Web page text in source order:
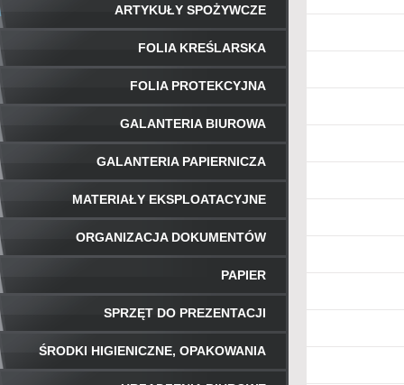
ARTYKUŁY SPOŻYWCZE
FOLIA KREŚLARSKA
FOLIA PROTEKCYJNA
GALANTERIA BIUROWA
GALANTERIA PAPIERNICZA
MATERIAŁY EKSPLOATACYJNE
ORGANIZACJA DOKUMENTÓW
PAPIER
SPRZĘT DO PREZENTACJI
ŚRODKI HIGIENICZNE, OPAKOWANIA